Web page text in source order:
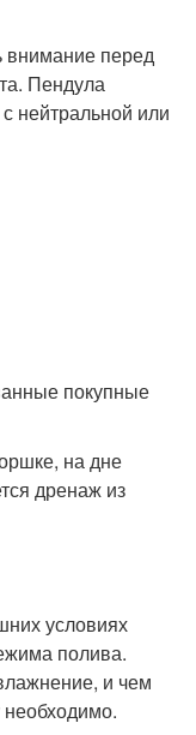
внимание перед
Пендула
нейтральной или
покупные
на дне
дренаж из
условиях
полива.
и чем